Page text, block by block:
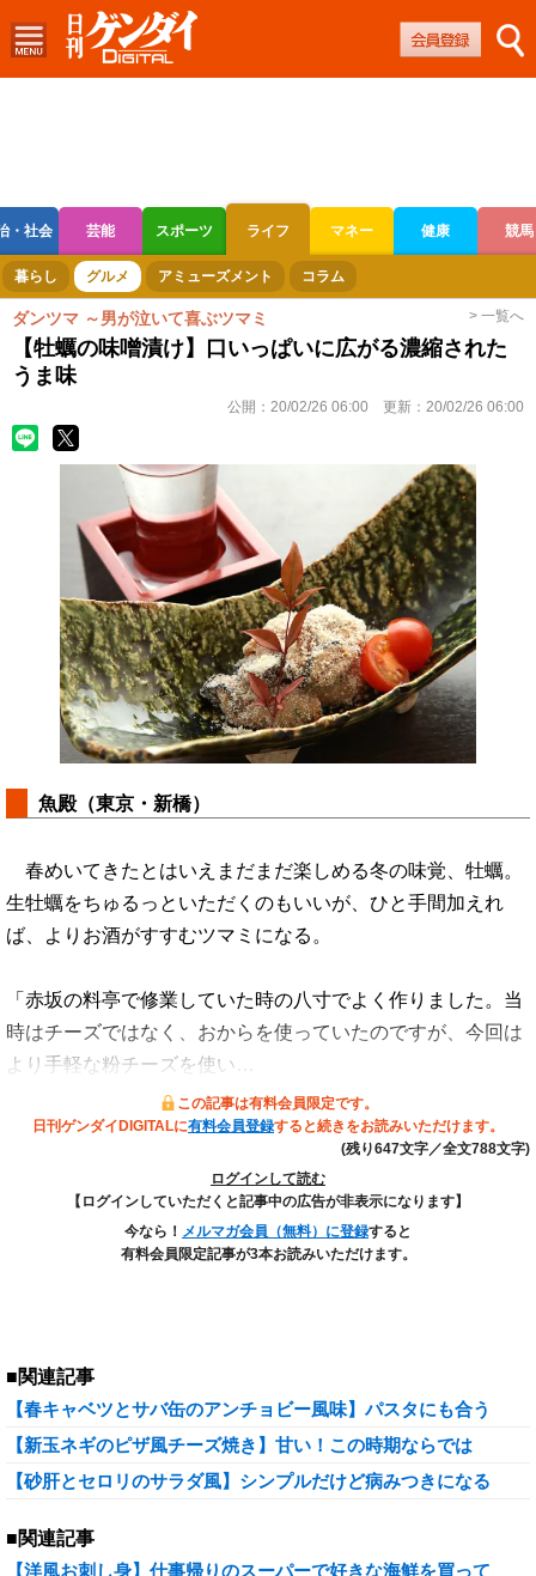
・社会 芸能 スポーツ ライフ マネー 健康 競馬
ボートレース 競輪 オートレース
暮らし グルメ アミューズメント コラム
ダンツマ ～男が泣いて喜ぶツマミ > 一覧へ
【牡蠣の味噌漬け】口いっぱいに広がる濃縮された
うま味
公開： 20/02/26 06:00 更新： 20/02/26 06:00
魚殿（東京・新橋）
春めいてきたとはいえまだまだ楽しめる冬の味覚、牡蠣。
生牡蠣をちゅるっといただくのもいいが、ひと手間加えれ
ば、よりお酒がすすむツマミになる。
「赤坂の料亭で修業していた時の八寸でよく作りました。当
時はチーズではなく、おからを使っていたのですが、今回は
より手軽な粉チーズを使い…
この記事は有料会員限定です。
日刊ゲンダイDIGITALに有料会員登録すると続きをお読みいただけます。
(残り647文字／全文788文字)
ログインして読む
【ログインしていただくと記事中の広告が非表示になります】
今なら！ メルマガ会員（無料）に登録すると
有料会員限定記事が3本お読みいただけます。
■関連記事
【春キャベツとサバ缶のアンチョビー風味】パスタにも合う
【新玉ネギのピザ風チーズ焼き】甘い！この時期ならでは
【砂肝とセロリのサラダ風】シンプルだけど病みつきになる
■関連記事
【洋風お刺し身】仕事帰りのスーパーで好きな海鮮を買って